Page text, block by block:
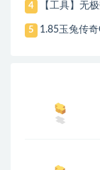
4 【工具】无
5 1.85玉兔传